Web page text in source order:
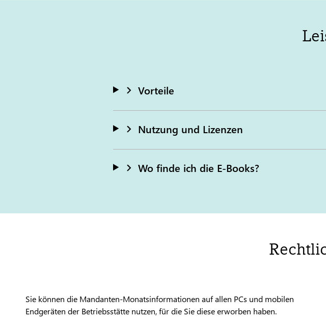
Vorteile
Nutzung und Lizenzen
Wo finde ich die E-Books?
Sie können die Mandanten-Monatsinformationen auf allen PCs und mobilen
Endgeräten der Betriebsstätte nutzen, für die Sie diese erworben haben.